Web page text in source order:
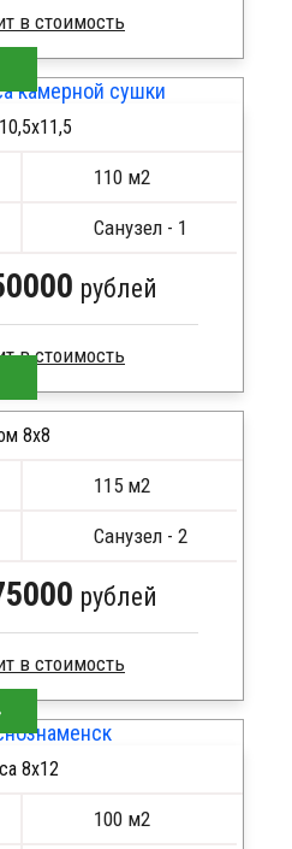
мм
джут
диаметр
110 м2
Санузел - 1
рублей
мм
джут
8x8
115 м2
Санузел - 2
рублей
мм
джут
8х12
100 м2